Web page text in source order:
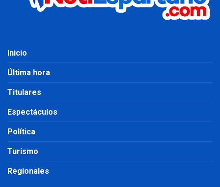
Inicio
Última hora
Titulares
Espectáculos
Política
Turismo
Regionales